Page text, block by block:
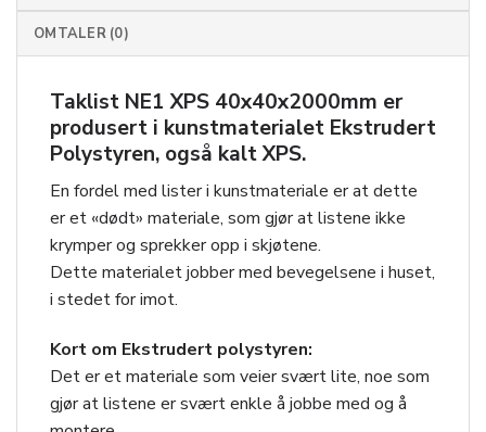
OMTALER (0)
Taklist NE1 XPS 40x40x2000mm er
produsert i kunstmaterialet Ekstrudert
Polystyren, også kalt XPS.
En fordel med lister i kunstmateriale er at dette
er et «dødt» materiale, som gjør at listene ikke
krymper og sprekker opp i skjøtene.
Dette materialet jobber med bevegelsene i huset,
i stedet for imot.
Kort om Ekstrudert polystyren:
Det er et materiale som veier svært lite, noe som
gjør at listene er svært enkle å jobbe med og å